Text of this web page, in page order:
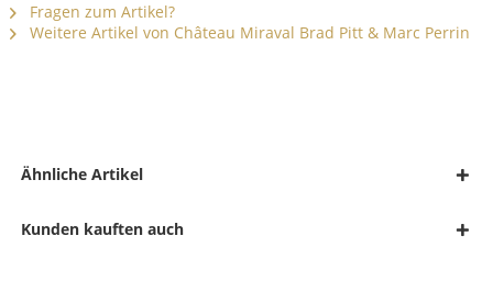
Fragen zum Artikel?
Weitere Artikel von Château Miraval Brad Pitt & Marc Perrin
Ähnliche Artikel
Kunden kauften auch